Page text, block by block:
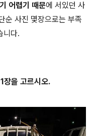
어렵기 때문에 서있던 사
순 사진 몇장으로는 부족
니다.
장을 고르시오.